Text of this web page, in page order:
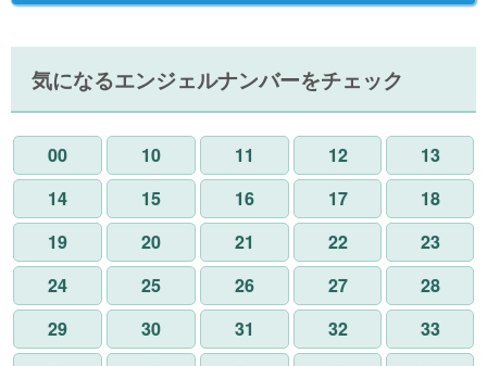
気になるエンジェルナンバーをチェック
00 10 11 12
13
14
15 16 17
18
19
20 21 22
23
24
25 26 27
28
29
30 31 32
33